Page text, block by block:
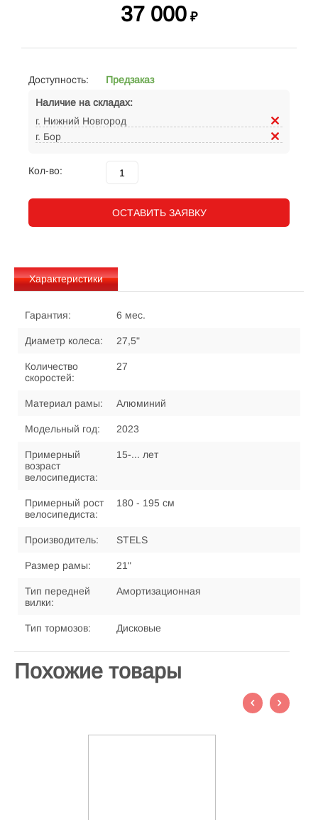
37 000 ₽
Доступность:
Предзаказ
Наличие на складах:
г. Нижний Новгород
г. Бор
Кол-во:
ОСТАВИТЬ ЗАЯВКУ
Характеристики
Гарантия: 6 мес.
Диаметр колеса: 27,5"
Количество
скоростей:
27
Материал рамы: Алюминий
Модельный год: 2023
Примерный
возраст
велосипедиста:
15-... лет
Примерный рост
велосипедиста:
180 - 195 см
Производитель: STELS
Размер рамы: 21"
Тип передней
вилки:
Амортизационная
Тип тормозов: Дисковые
Похожие товары